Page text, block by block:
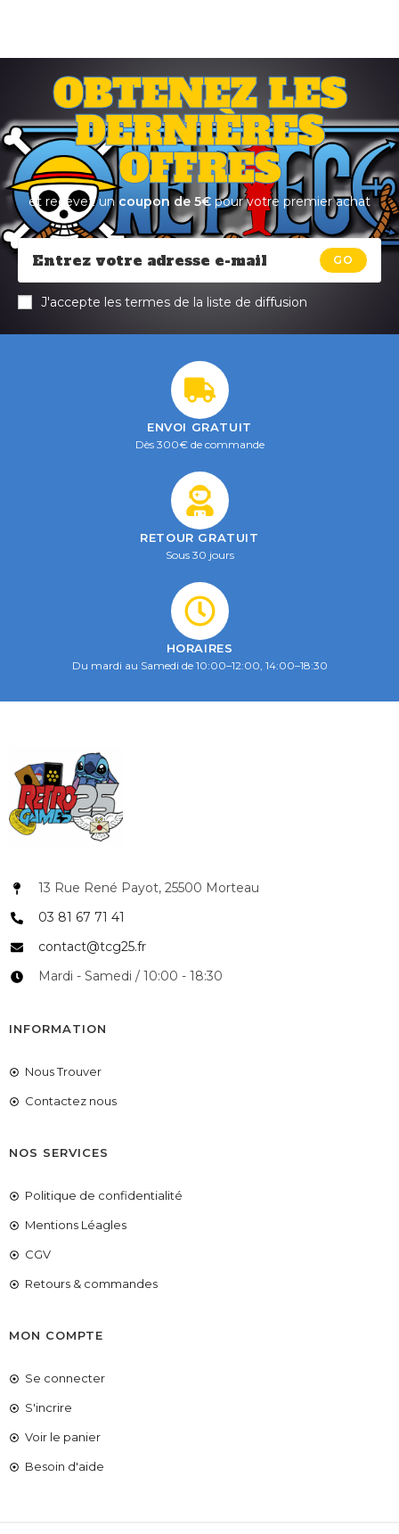
OBTENEZ LES
DERNIÈRES
OFFRES
et recevez un coupon de 5€ pour votre premier achat
GO
J'accepte les termes de la liste de diffusion
ENVOI GRATUIT
Dès 300€ de commande
RETOUR GRATUIT
Sous 30 jours
HORAIRES
Du mardi au Samedi de 10:00–12:00, 14:00–18:30
13 Rue René Payot, 25500 Morteau
03 81 67 71 41
contact@tcg25.fr
Mardi - Samedi / 10:00 - 18:30
INFORMATION
Nous Trouver
Contactez nous
NOS SERVICES
Politique de confidentialité
Mentions Léagles
CGV
Retours & commandes
MON COMPTE
Se connecter
S'incrire
Voir le panier
Besoin d'aide
COUPONX0197074619